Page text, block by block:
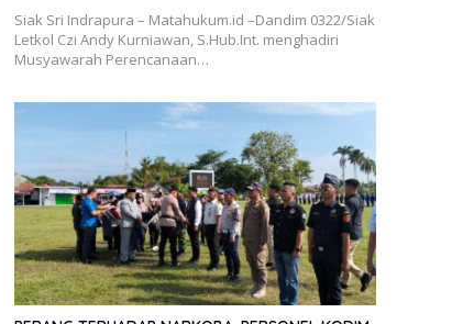
Siak Sri Indrapura – Matahukum.id –Dandim 0322/Siak
Letkol Czi Andy Kurniawan, S.Hub.Int. menghadiri
Musyawarah Perencanaan…